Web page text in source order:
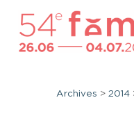
Archives > 2014